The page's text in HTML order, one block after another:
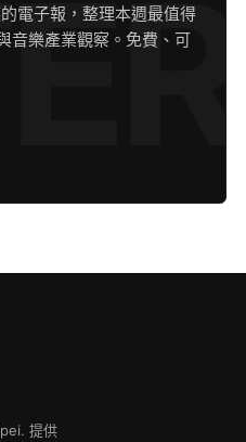
電子報，整理本週最值得
音樂產業觀察。免費、可
提供